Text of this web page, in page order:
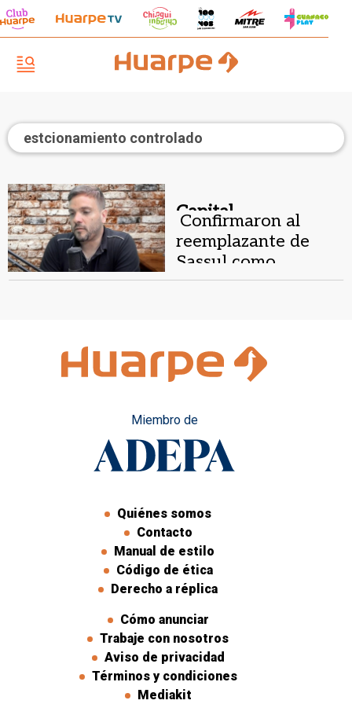
estcionamiento controlado
Capital .
Confirmaron al
reemplazante de
Sassul como
director del ECO
Miembro de
Quiénes somos
Contacto
Manual de estilo
Código de ética
Derecho a réplica
Cómo anunciar
Trabaje con nosotros
Aviso de privacidad
Términos y condiciones
Mediakit